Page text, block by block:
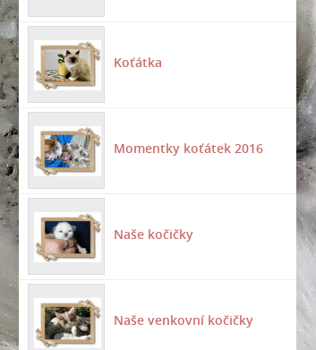
Koťátka
Momentky koťátek 2016
Naše kočičky
Naše venkovní kočičky